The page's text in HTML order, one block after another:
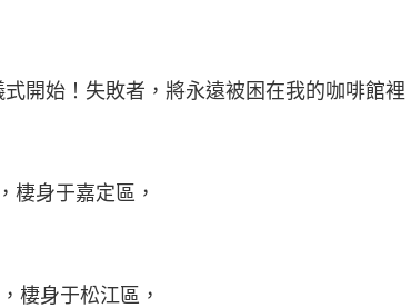
開始！失敗者，將永遠被困在我的咖啡館
身于嘉定區，
身于松江區，